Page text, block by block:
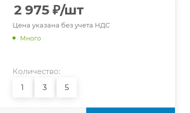
2 975₽/шт
Цена указана без учета НДС
Много
Количество:
1
3 5